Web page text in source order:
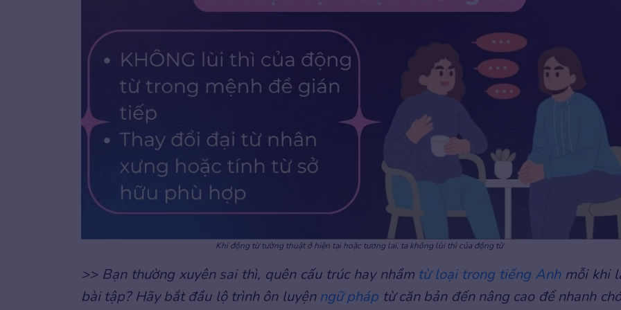
Khi động từ tường thuật ở hiện tại hoặc tương lai, ta không lùi thì của động từ
>> Bạn thường xuyên sai thì, quên cấu trúc hay nhầm từ loại trong tiếng Anhmỗi khi
bài tập? Hãy bắt đầu lộ trình ôn luyện ngữ pháp từ căn bản đến nâng cao để nhanh